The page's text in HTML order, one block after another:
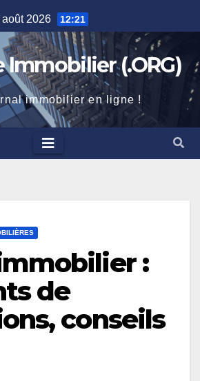
août 2026 12:21
Immobilier (.ORG)
immobilier en ligne !
:
de
conseils